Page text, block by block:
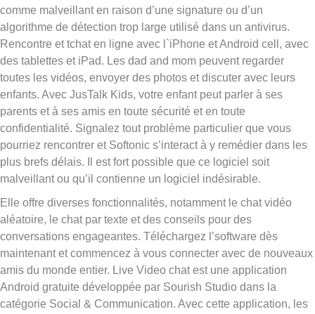
comme malveillant en raison d’une signature ou d’un
algorithme de détection trop large utilisé dans un antivirus.
Rencontre et tchat en ligne avec l`iPhone et Android cell, avec
des tablettes et iPad. Les dad and mom peuvent regarder
toutes les vidéos, envoyer des photos et discuter avec leurs
enfants. Avec JusTalk Kids, votre enfant peut parler à ses
parents et à ses amis en toute sécurité et en toute
confidentialité. Signalez tout problème particulier que vous
pourriez rencontrer et Softonic s’interact à y remédier dans les
plus brefs délais. Il est fort possible que ce logiciel soit
malveillant ou qu’il contienne un logiciel indésirable.
Elle offre diverses fonctionnalités, notamment le chat vidéo
aléatoire, le chat par texte et des conseils pour des
conversations engageantes. Téléchargez l’software dès
maintenant et commencez à vous connecter avec de nouveaux
amis du monde entier. Live Video chat est une application
Android gratuite développée par Sourish Studio dans la
catégorie Social & Communication. Avec cette application, les